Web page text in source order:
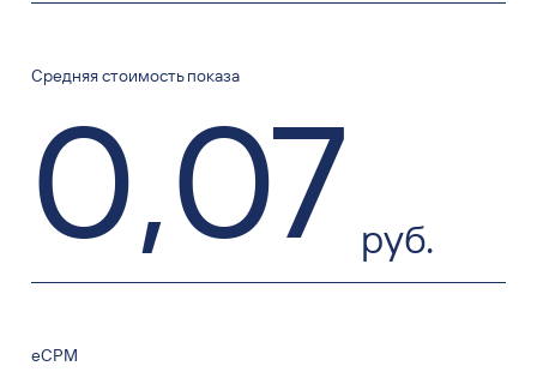
Средняя стоимость показа
0,07 руб.
eCPM